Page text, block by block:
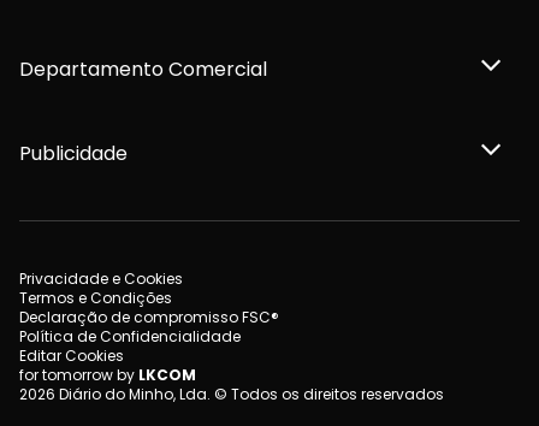
Departamento Comercial
Publicidade
Privacidade e Cookies
Termos e Condições
Declaração de compromisso FSC®
Política de Confidencialidade
Editar Cookies
for tomorrow by LKCOM
2026 Diário do Minho, Lda. © Todos os direitos reservados